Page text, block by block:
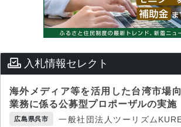
入札情報セレクト
海外メディア等を活用した台湾市場
業務に係る公募型プロポーザルの実施
広島県呉市
一般社団法人ツーリズム